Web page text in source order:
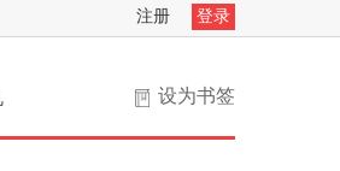
注册 登录
设为书签